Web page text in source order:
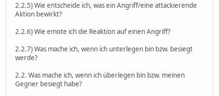
2.2.5) Wie entscheide ich, was ein Angriff/eine attackierende
Aktion bewirkt?
2.2.6) Wie emote ich die Reaktion auf einen Angriff?
2.2.7) Was mache ich, wenn ich unterlegen bin bzw. besiegt
werde?
2.2. Was mache ich, wenn ich überlegen bin bzw. meinen
Gegner besiegt habe?